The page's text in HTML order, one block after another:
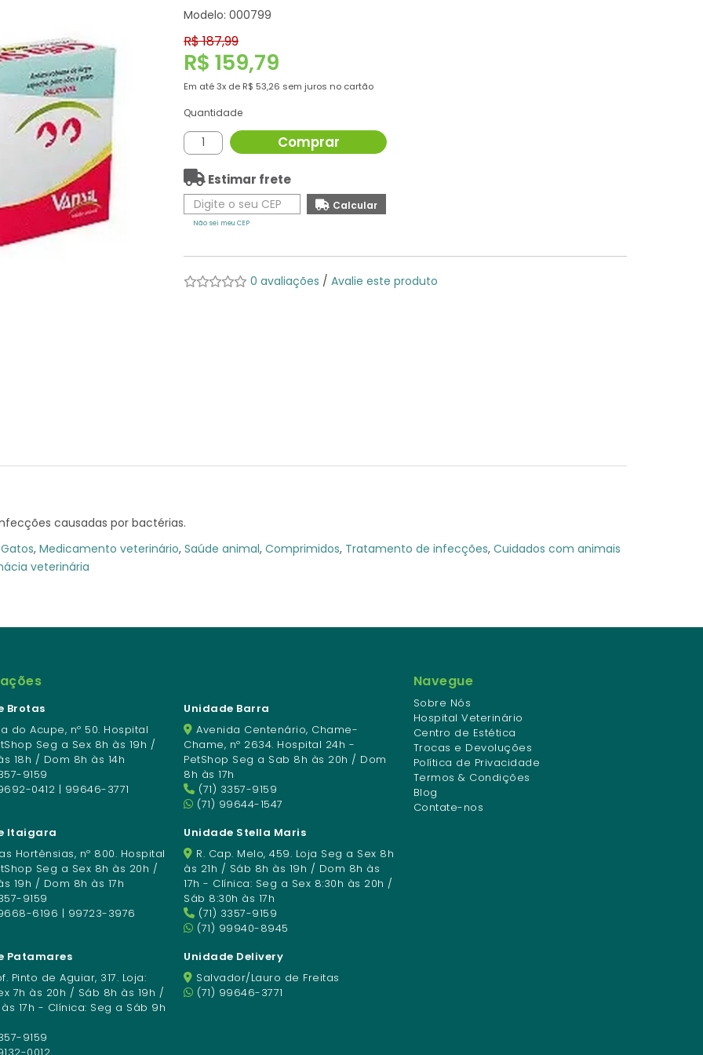
Modelo: 000799
R$ 187,99
R$ 159,79
Em até3x de R$ 53,26 sem juros no cartão
Quantidade
Comprar
Estimar frete
Não sei meu CEP
0 avaliações / Avalie este produto
causadas por bactérias.
Gatos, Medicamento veterinário, Saúde animal, Comprimidos, Tratamento de infecções, Cuidados com animais
veterinária
Brotas
do Acupe, nº 50. Hospital
Seg a Sex 8h às 19h /
18h / Dom 8h às 14h
9159
0412 | 99646-3771
Unidade Barra
Avenida Centenário, Chame-
Chame, nº 2634. Hospital 24h -
PetShop Seg a Sab 8h às 20h / Dom
8h às 17h
(71) 3357-9159
(71) 99644-1547
Itaigara
Hortênsias, nº 800. Hospital
Seg a Sex 8h às 20h /
19h / Dom 8h às 17h
9159
6196 | 99723-3976
Unidade Stella Maris
R. Cap. Melo, 459. Loja Seg a Sex 8h
às 21h / Sáb 8h às 19h / Dom 8h às
17h - Clínica: Seg a Sex 8:30h às 20h /
Sáb 8:30h às 17h
(71) 3357-9159
(71) 99940-8945
Patamares
Pinto de Aguiar, 317. Loja:
7h às 20h / Sáb 8h às 19h /
17h - Clínica: Seg a Sáb 9h
9159
Unidade Delivery
Salvador/Lauro de Freitas
(71) 99646-3771
Navegue
Sobre Nós
Hospital Veterinário
Centro de Estética
Trocas e Devoluções
Política de Privacidade
Termos & Condições
Blog
Contate-nos